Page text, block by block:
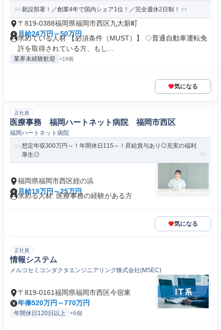
新設部署！／創業4年で国内シェア1位！／完全週休2日制！
〒819-0388福岡県福岡市西区九大新町
月給24万円～50万円
求めている人材 【必須条件（MUST）】 ◇普通自動車運転免
許を取得されている方、もし...
業界未経験歓迎 +19個
気になる
正社員
医療事務 福岡ハートネット病院 福岡市西区
福岡ハートネット病院
想定年収300万円～！年間休日115～！昇給賞与あり◎充実の福利
厚生◎
福岡県福岡市西区姪の浜
月給19万円～25万円
求める人材: 医療事務の経験がある方
気になる
正社員
情報システム
メルコセミコンダクタエンジニアリング株式会社(MSEC)
〒819-0161福岡県福岡市西区今宿東
年俸520万円～770万円
年間休日120日以上 +6個